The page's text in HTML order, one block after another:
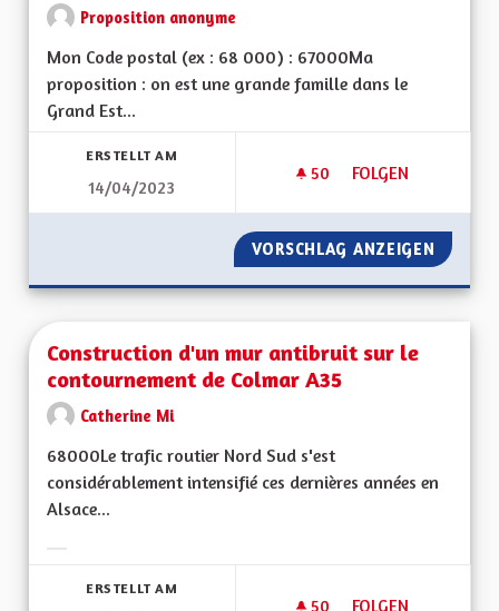
Proposition anonyme
Mon Code postal (ex : 68 000) : 67000Ma
proposition : on est une grande famille dans le
Grand Est...
ERSTELLT AM
14/04/2023
50 50 FOLLOWER
FOLGEN
RESTONS DANS
VORSCHLAG ANZEIGEN
Construction d'un mur antibruit sur le
contournement de Colmar A35
Catherine Mi
68000Le trafic routier Nord Sud s'est
considérablement intensifié ces dernières années en
Alsace...
ERSTELLT AM
50 50 FOLLOWER
FOLGEN